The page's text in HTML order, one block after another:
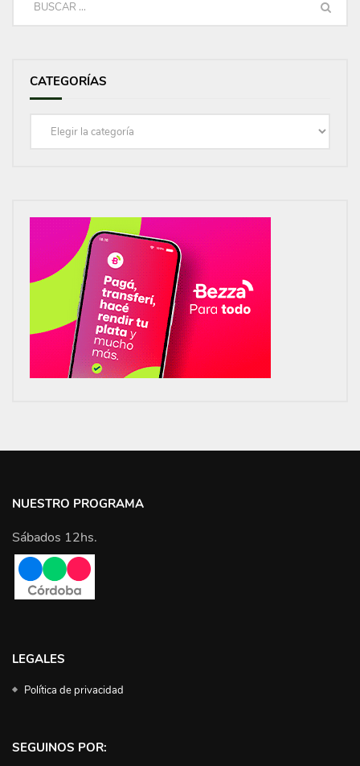
CATEGORÍAS
Categorías
NUESTRO PROGRAMA
Sábados 12hs.
LEGALES
Política de privacidad
SEGUINOS POR: